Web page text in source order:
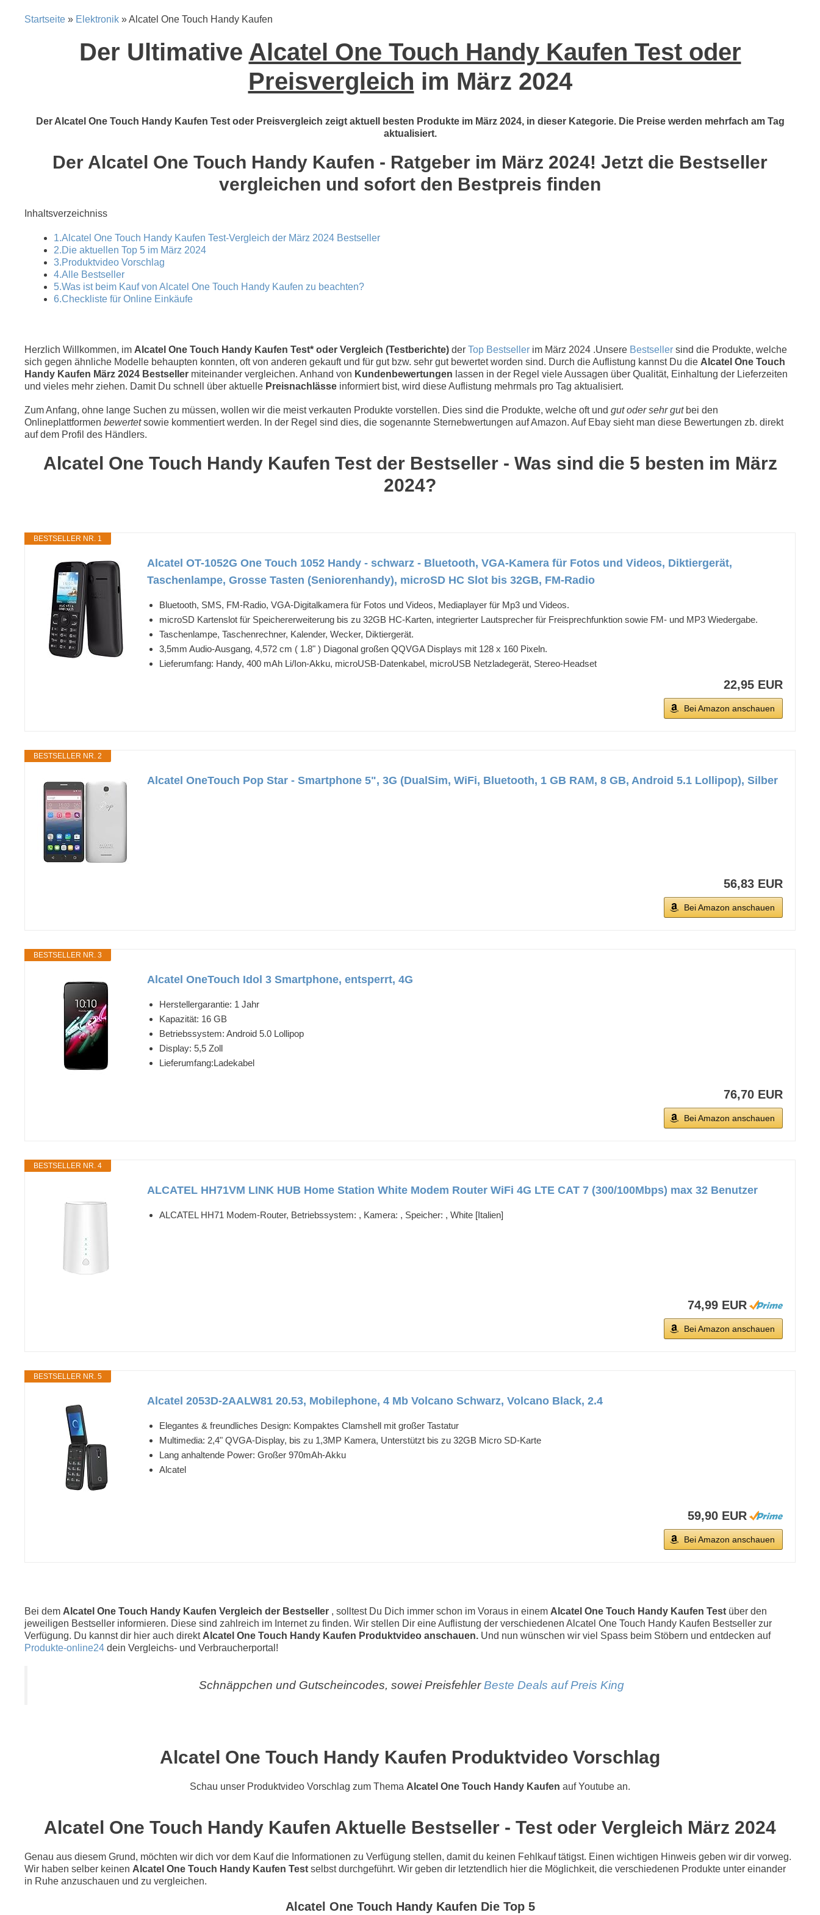
Startseite » Elektronik » Alcatel One Touch Handy Kaufen
Der Ultimative Alcatel One Touch Handy Kaufen Test oder
Preisvergleich im März 2024
Der Alcatel One Touch Handy Kaufen Test oder Preisvergleich zeigt aktuell besten Produkte im März 2024, in dieser Kategorie. Die Preise werden mehrfach am Tag
aktualisiert.
Der Alcatel One Touch Handy Kaufen - Ratgeber im März 2024! Jetzt die Bestseller
vergleichen und sofort den Bestpreis finden
Inhaltsverzeichniss
1.Alcatel One Touch Handy Kaufen Test-Vergleich der März 2024 Bestseller
2.Die aktuellen Top 5 im März 2024
3.Produktvideo Vorschlag
4.Alle Bestseller
5.Was ist beim Kauf von Alcatel One Touch Handy Kaufen zu beachten?
6.Checkliste für Online Einkäufe
Herzlich Willkommen, im Alcatel One Touch Handy Kaufen Test* oder Vergleich (Testberichte) der Top Bestseller im März 2024 .Unsere Bestseller sind die Produkte, welche
sich gegen ähnliche Modelle behaupten konnten, oft von anderen gekauft und für gut bzw. sehr gut bewertet worden sind. Durch die Auflistung kannst Du die Alcatel One Touch
Handy Kaufen März 2024 Bestseller miteinander vergleichen. Anhand von Kundenbewertungen lassen in der Regel viele Aussagen über Qualität, Einhaltung der Lieferzeiten
und vieles mehr ziehen. Damit Du schnell über aktuelle Preisnachlässe informiert bist, wird diese Auflistung mehrmals pro Tag aktualisiert.
Zum Anfang, ohne lange Suchen zu müssen, wollen wir die meist verkauten Produkte vorstellen. Dies sind die Produkte, welche oft und gut oder sehr gutbei den
Onlineplattformen bewertetsowie kommentiert werden. In der Regel sind dies, die sogenannte Sternebwertungen auf Amazon. Auf Ebay sieht man diese Bewertungen zb. direkt
auf dem Profil des Händlers.
Alcatel One Touch Handy Kaufen Test der Bestseller - Was sind die 5 besten im März
2024?
BESTSELLER NR. 1
Alcatel OT-1052G One Touch 1052 Handy - schwarz - Bluetooth, VGA-Kamera für Fotos und Videos, Diktiergerät,
Taschenlampe, Grosse Tasten (Seniorenhandy), microSD HC Slot bis 32GB, FM-Radio
Bluetooth, SMS, FM-Radio, VGA-Digitalkamera für Fotos und Videos, Mediaplayer für Mp3 und Videos.
microSD Kartenslot für Speichererweiterung bis zu 32GB HC-Karten, integrierter Lautsprecher für Freisprechfunktion sowie FM- und MP3 Wiedergabe.
Taschenlampe, Taschenrechner, Kalender, Wecker, Diktiergerät.
3,5mm Audio-Ausgang, 4,572 cm ( 1.8" ) Diagonal großen QQVGA Displays mit 128 x 160 Pixeln.
Lieferumfang: Handy, 400 mAh Li/Ion-Akku, microUSB-Datenkabel, microUSB Netzladegerät, Stereo-Headset
22,95 EUR
Bei Amazon anschauen
BESTSELLER NR. 2
Alcatel OneTouch Pop Star - Smartphone 5", 3G (DualSim, WiFi, Bluetooth, 1 GB RAM, 8 GB, Android 5.1 Lollipop), Silber
56,83 EUR
Bei Amazon anschauen
BESTSELLER NR. 3
Alcatel OneTouch Idol 3 Smartphone, entsperrt, 4G
Herstellergarantie: 1 Jahr
Kapazität: 16 GB
Betriebssystem: Android 5.0 Lollipop
Display: 5,5 Zoll
Lieferumfang:Ladekabel
76,70 EUR
Bei Amazon anschauen
BESTSELLER NR. 4
ALCATEL HH71VM LINK HUB Home Station White Modem Router WiFi 4G LTE CAT 7 (300/100Mbps) max 32 Benutzer
ALCATEL HH71 Modem-Router, Betriebssystem: , Kamera: , Speicher: , White [Italien]
74,99 EUR
Bei Amazon anschauen
BESTSELLER NR. 5
Alcatel 2053D-2AALW81 20.53, Mobilephone, 4 Mb Volcano Schwarz, Volcano Black, 2.4
Elegantes & freundliches Design: Kompaktes Clamshell mit großer Tastatur
Multimedia: 2,4" QVGA-Display, bis zu 1,3MP Kamera, Unterstützt bis zu 32GB Micro SD-Karte
Lang anhaltende Power: Großer 970mAh-Akku
Alcatel
59,90 EUR
Bei Amazon anschauen
Bei dem Alcatel One Touch Handy Kaufen Vergleich der Bestseller , solltest Du Dich immer schon im Voraus in einem Alcatel One Touch Handy Kaufen Test über den
jeweiligen Bestseller informieren. Diese sind zahlreich im Internet zu finden. Wir stellen Dir eine Auflistung der verschiedenen Alcatel One Touch Handy Kaufen Bestseller zur
Verfügung. Du kannst dir hier auch direkt Alcatel One Touch Handy Kaufen Produktvideo anschauen. Und nun wünschen wir viel Spass beim Stöbern und entdecken auf
Produkte-online24 dein Vergleichs- und Verbraucherportal!
Schnäppchen und Gutscheincodes, sowei Preisfehler Beste Deals auf Preis King
Alcatel One Touch Handy Kaufen Produktvideo Vorschlag
Schau unser Produktvideo Vorschlag zum Thema Alcatel One Touch Handy Kaufen auf Youtube an.
Alcatel One Touch Handy Kaufen Aktuelle Bestseller - Test oder Vergleich März 2024
Genau aus diesem Grund, möchten wir dich vor dem Kauf die Informationen zu Verfügung stellen, damit du keinen Fehlkauf tätigst. Einen wichtigen Hinweis geben wir dir vorweg.
Wir haben selber keinen Alcatel One Touch Handy Kaufen Test selbst durchgeführt. Wir geben dir letztendlich hier die Möglichkeit, die verschiedenen Produkte unter einander
in Ruhe anzuschauen und zu vergleichen.
Alcatel One Touch Handy Kaufen Die Top 5